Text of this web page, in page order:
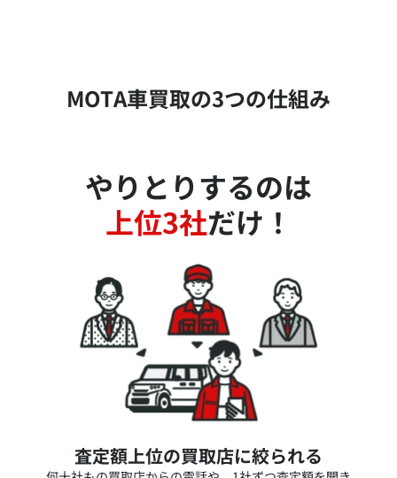
MOTA車買取の3つの仕組み
やりとりするのは
上位3社だけ！
査定額上位の買取店に絞られる